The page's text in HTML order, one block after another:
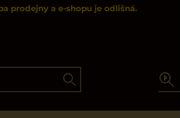
prodejny a e-shopu je odlišná.
Hledat